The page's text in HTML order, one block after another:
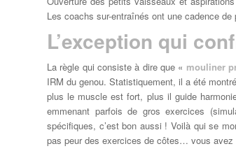
Les coachs sur-entraînés ont une cadence de
L’exception qui
La règle qui consiste à dire que « mouliner
IRM du genou. Statistiquement, il a été
plus le muscle est fort, plus il guide
emmenant parfois de gros exercices
spécifiques, c’est bon aussi ! Voilà qui se
pas peur des exercices de côtes… vous avez